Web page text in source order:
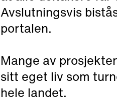
Avslutningsvis
portalen.
Mange av
sitt eget liv som
hele landet.